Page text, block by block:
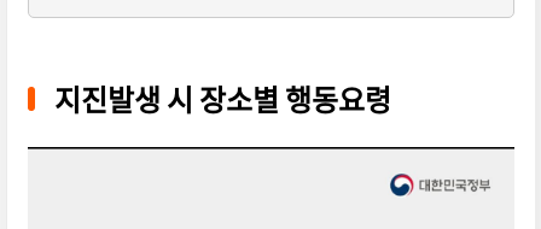
지진발생 시 장소별 행동요령